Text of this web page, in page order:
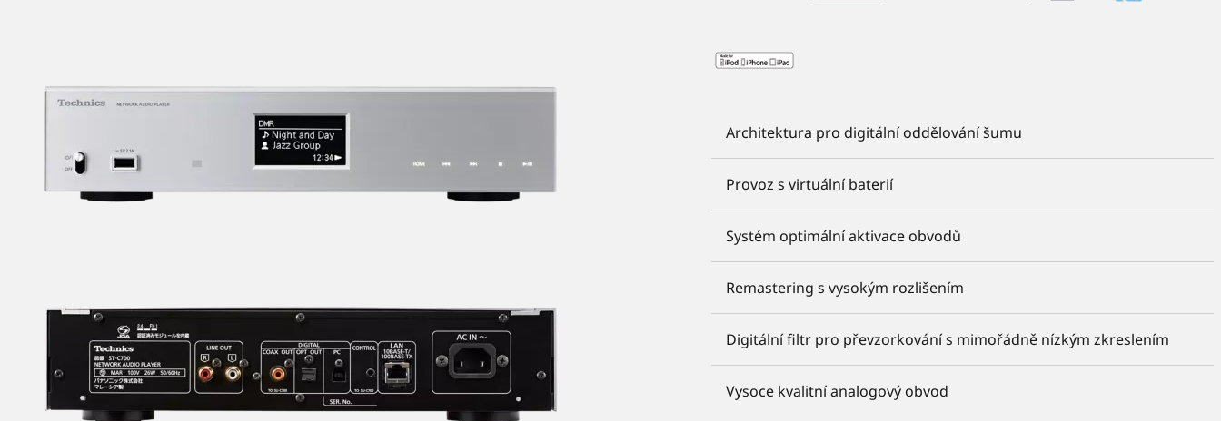
Architektura pro digitální oddělování šumu
Provoz s virtuální baterií
Systém optimální aktivace obvodů
Remastering s vysokým rozlišením
Digitální filtr pro převzorkování s mimořádně nízkým zkreslením
Vysoce kvalitní analogový obvod